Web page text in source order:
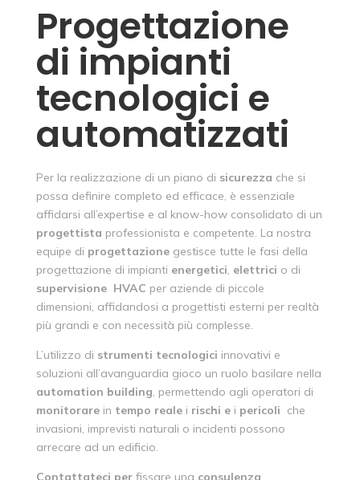
Progettazione
di impianti
tecnologici e
automatizzati
Per la realizzazione di un piano di sicurezza che si
possa definire completo ed efficace, è essenziale
affidarsi all’expertise e al know-how consolidato di un
progettista professionista e competente. La nostra
equipe di progettazionegestisce tutte le fasi della
progettazione di impianti energetici, elettrici o di
supervisione HVAC per aziende di piccole
dimensioni, affidandosi a progettisti esterni per realtà
più grandi e con necessità più complesse.
L’utilizzo di strumenti tecnologici innovativi e
soluzioni all’avanguardia gioco un ruolo basilare nella
automation building, permettendo agli operatori di
monitorarein tempo realei rischi ei pericoli che
invasioni, imprevisti naturali o incidenti possono
arrecare ad un edificio.
Contattateci perfissare una consulenza